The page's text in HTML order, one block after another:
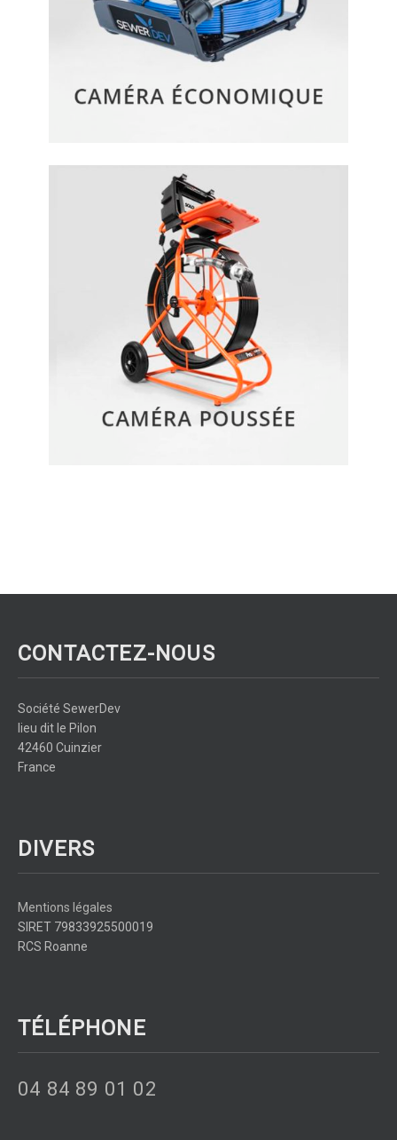
CONTACTEZ-NOUS
Société SewerDev
lieu dit le Pilon
42460 Cuinzier
France
DIVERS
Mentions légales
SIRET 79833925500019
RCS Roanne
TÉLÉPHONE
04 84 89 01 02